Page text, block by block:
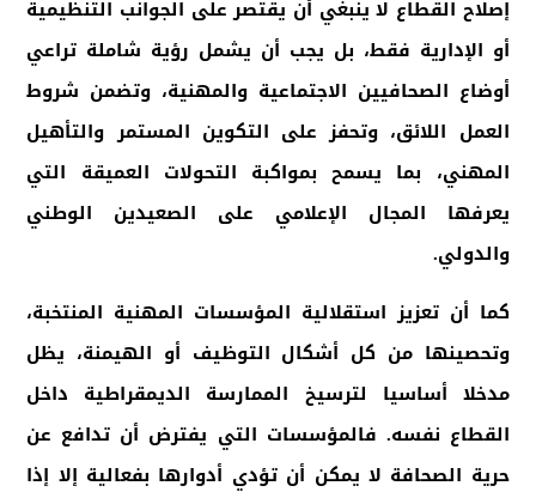
إصلاح القطاع لا ينبغي أن يقتصر على الجوانب التنظيمية
أو الإدارية فقط، بل يجب أن يشمل رؤية شاملة تراعي
أوضاع الصحافيين الاجتماعية والمهنية، وتضمن شروط
العمل اللائق، وتحفز على التكوين المستمر والتأهيل
المهني، بما يسمح بمواكبة التحولات العميقة التي
يعرفها المجال الإعلامي على الصعيدين الوطني
والدولي.
كما أن تعزيز استقلالية المؤسسات المهنية المنتخبة،
وتحصينها من كل أشكال التوظيف أو الهيمنة، يظل
مدخلا أساسيا لترسيخ الممارسة الديمقراطية داخل
القطاع نفسه. فالمؤسسات التي يفترض أن تدافع عن
حرية الصحافة لا يمكن أن تؤدي أدوارها بفعالية إلا إذا